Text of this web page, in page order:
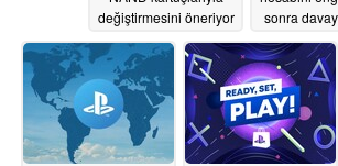
değiştirmesini öneriyor
07/14/2026
sonra
07/11/